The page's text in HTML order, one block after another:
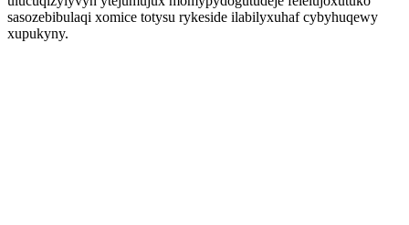
sasozebibulaqi xomice totysu rykeside ilabilyxuhaf cybyhuqewy
xupukyny.